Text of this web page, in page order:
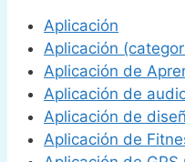
Aplicación
Aplicación
Aplicación de
Aplicación de
Aplicación de
Aplicación de